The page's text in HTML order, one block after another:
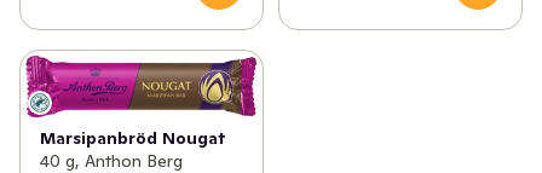
Marsipanbröd Nougat
40 g, Anthon Berg